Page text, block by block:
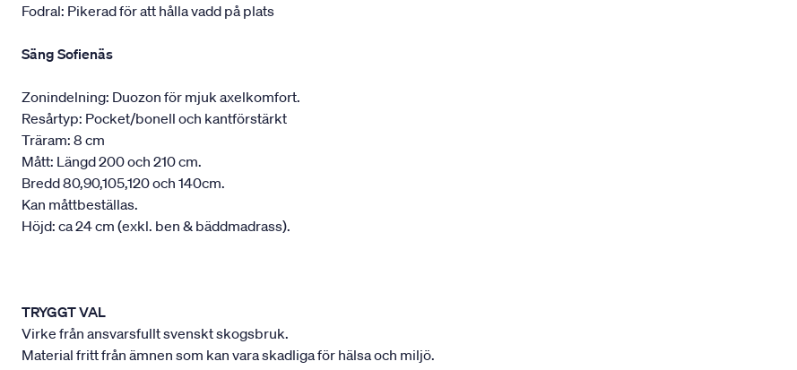
Fodral: Pikerad för att hålla vadd på plats
Säng Sofienäs
Zonindelning: Duozon för mjuk axelkomfort.
Resårtyp: Pocket/bonell och kantförstärkt
Träram: 8 cm
Mått: Längd 200 och 210 cm.
Bredd 80,90,105,120 och 140cm.
Kan måttbeställas.
Höjd: ca 24 cm (exkl. ben & bäddmadrass).
TRYGGT VAL
Virke från ansvarsfullt svenskt skogsbruk.
Material fritt från ämnen som kan vara skadliga för hälsa och miljö.